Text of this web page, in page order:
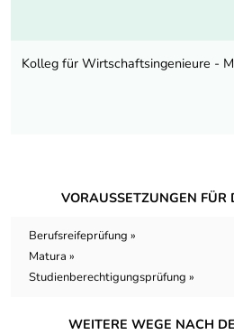
Kolleg für Wirtschaftsingenieure -
VORAUSSETZUNGEN FÜR
Berufsreifeprüfung »
Matura »
Studienberechtigungsprüfung »
WEITERE WEGE NACH